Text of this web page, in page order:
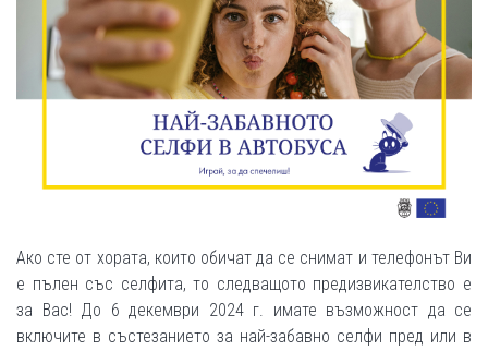
Ако сте от хората, които обичат да се снимат и телефонът Ви
е пълен със селфита, то следващото предизвикателство е
за Вас! До 6 декември 2024 г. имате възможност да се
включите в състезанието за най-забавно селфи пред или в